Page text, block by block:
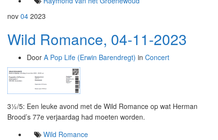
nov 04 2023
Wild Romance, 04-11-2023
Door A Pop Life (Erwin Barendregt) in Concert
3½/5: Een leuke avond met de Wild Romance op wat Herman
Brood’s 77e verjaardag had moeten worden.
Wild Romance